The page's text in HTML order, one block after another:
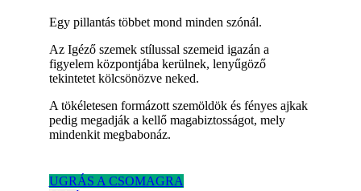
Egy pillantás többet mond minden szónál.
Az Igéző szemek stílussal szemeid igazán a
figyelem központjába kerülnek, lenyűgöző
tekintetet kölcsönözve neked.
A tökéletesen formázott szemöldök és fényes ajkak
pedig megadják a kellő magabiztosságot, mely
mindenkit megbabonáz.
UGRÁS A CSOMAGRA